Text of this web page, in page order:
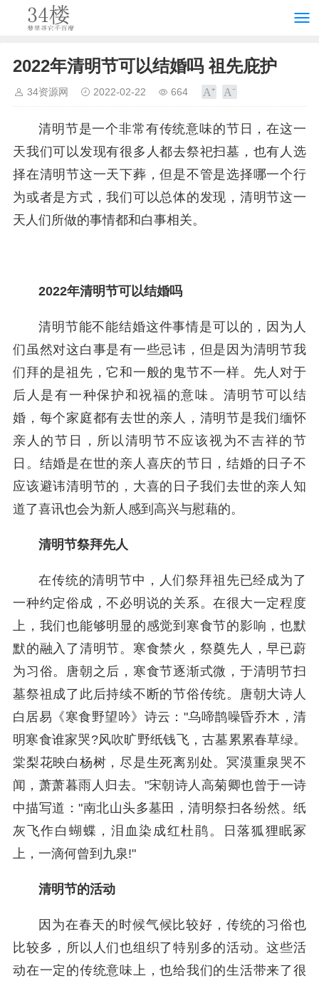
2022年清明节可以结婚吗 祖先庇护
34资源网 2022-02-22 664
清明节是一个非常有传统意味的节日，在这一
天我们可以发现有很多人都去祭祀扫墓，也有人选
择在清明节这一天下葬，但是不管是选择哪一个行
为或者是方式，我们可以总体的发现，清明节这一
天人们所做的事情都和白事相关。
2022年清明节可以结婚吗
清明节能不能结婚这件事情是可以的，因为人
们虽然对这白事是有一些忌讳，但是因为清明节我
们拜的是祖先，它和一般的鬼节不一样。先人对于
后人是有一种保护和祝福的意味。清明节可以结
婚，每个家庭都有去世的亲人，清明节是我们缅怀
亲人的节日，所以清明节不应该视为不吉祥的节
日。结婚是在世的亲人喜庆的节日，结婚的日子不
应该避讳清明节的，大喜的日子我们去世的亲人知
道了喜讯也会为新人感到高兴与慰藉的。
清明节祭拜先人
在传统的清明节中，人们祭拜祖先已经成为了
一种约定俗成，不必明说的关系。在很大一定程度
上，我们也能够明显的感觉到寒食节的影响，也默
默的融入了清明节。寒食禁火，祭奠先人，早已蔚
为习俗。唐朝之后，寒食节逐渐式微，于清明节扫
墓祭祖成了此后持续不断的节俗传统。唐朝大诗人
白居易《寒食野望吟》诗云："乌啼鹊噪昏乔木，清
明寒食谁家哭?风吹旷野纸钱飞，古墓累累春草绿。
棠梨花映白杨树，尽是生死离别处。冥漠重泉哭不
闻，萧萧暮雨人归去。"宋朝诗人高菊卿也曾于一诗
中描写道："南北山头多墓田，清明祭扫各纷然。纸
灰飞作白蝴蝶，泪血染成红杜鹃。日落狐狸眠冢
上，一滴何曾到九泉!"
清明节的活动
因为在春天的时候气候比较好，传统的习俗也
比较多，所以人们也组织了特别多的活动。这些活
动在一定的传统意味上，也给我们的生活带来了很